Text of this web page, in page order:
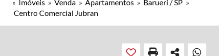
» Imóveis » Venda » Apartamentos » Barueri / SP »
Centro Comercial Jubran